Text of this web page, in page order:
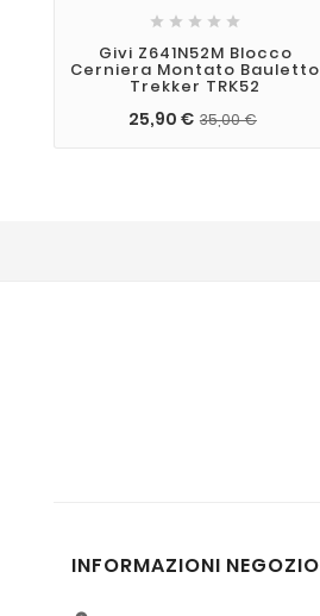
    
Givi Z641N52M Blocco
Cerniera Montato Bauletto
Trekker TRK52
25,90 € 35,00 €
INFORMAZIONI NEGOZIO